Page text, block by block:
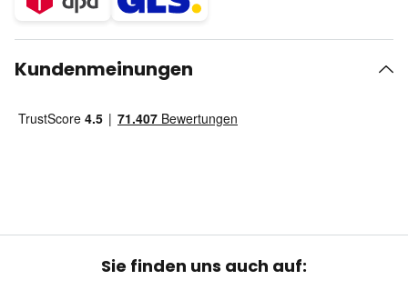
Kundenmeinungen
Sie finden uns auch auf: